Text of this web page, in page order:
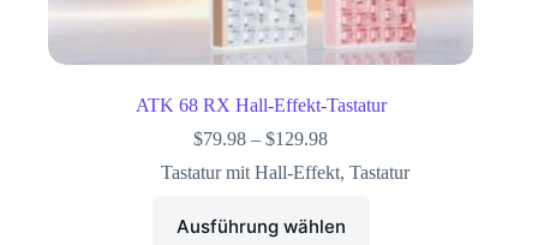
ATK 68 RX Hall-Effekt-Tastatur
$79.98 –$129.98
Tastatur mit Hall-Effekt, Tastatur
Ausführung wählen